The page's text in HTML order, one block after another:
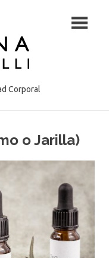
–
–
Corporal
o Jarilla)